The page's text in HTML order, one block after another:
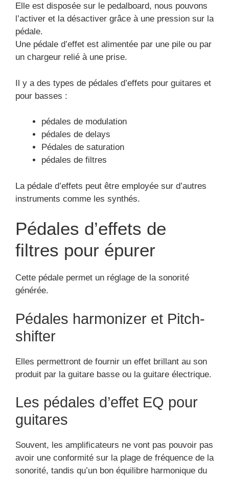
Elle est disposée sur le pedalboard, nous pouvons
l’activer et la désactiver grâce à une pression sur la
pédale.
Une pédale d’effet est alimentée par une pile ou par
un chargeur relié à une prise.
Il y a des types de pédales d’effets pour guitares et
pour basses :
pédales de modulation
pédales de delays
Pédales de saturation
pédales de filtres
La pédale d’effets peut être employée sur d’autres
instruments comme les synthés.
Pédales d’effets de
filtres pour épurer
Cette pédale permet un réglage de la sonorité
générée.
Pédales harmonizer et Pitch-
shifter
Elles permettront de fournir un effet brillant au son
produit par la guitare basse ou la guitare électrique.
Les pédales d’effet EQ pour
guitares
Souvent, les amplificateurs ne vont pas pouvoir pas
avoir une conformité sur la plage de fréquence de la
sonorité, tandis qu’un bon équilibre harmonique du